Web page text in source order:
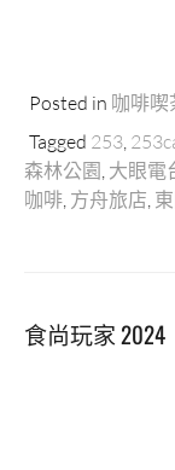
Posted in 咖啡喫
Tagged 253
森林公園 大眼電
咖啡 方舟旅店
食尚玩家 2024